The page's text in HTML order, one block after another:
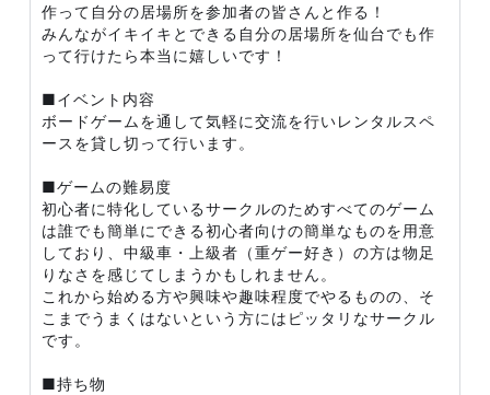
作って自分の居場所を参加者の皆さんと作る！
みんながイキイキとできる自分の居場所を仙台でも作
って行けたら本当に嬉しいです！
■イベント内容
ボードゲームを通して気軽に交流を行いレンタルスペ
ースを貸し切って行います。
■ゲームの難易度
初心者に特化しているサークルのためすべてのゲーム
は誰でも簡単にできる初心者向けの簡単なものを用意
しており、中級車・上級者（重ゲー好き）の方は物足
りなさを感じてしまうかもしれません。
これから始める方や興味や趣味程度でやるものの、そ
こまでうまくはないという方にはピッタリなサークル
です。
■持ち物